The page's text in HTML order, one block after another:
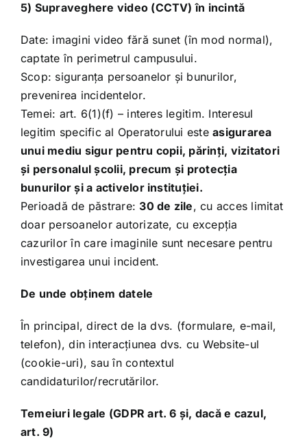
5) Supraveghere video (CCTV) în incintă
Date: imagini video fără sunet (în mod normal),
captate în perimetrul campusului.
Scop: siguranța persoanelor și bunurilor,
prevenirea incidentelor.
Temei: art. 6(1)(f) – interes legitim. Interesul
legitim specific al Operatorului esteasigurarea
unui mediu sigur pentru copii, părinți, vizitatori
și personalul școlii, precum și protecția
bunurilor și a activelor instituției.
Perioadă de păstrare:30 de zile, cu acces limitat
doar persoanelor autorizate, cu excepția
cazurilor în care imaginile sunt necesare pentru
investigarea unui incident.
De unde obținem datele
În principal, direct de la dvs. (formulare, e-mail,
telefon), din interacțiunea dvs. cu Website-ul
(cookie-uri), sau în contextul
candidaturilor/recrutărilor.
Temeiuri legale (GDPR art. 6 și, dacă e cazul,
art. 9)